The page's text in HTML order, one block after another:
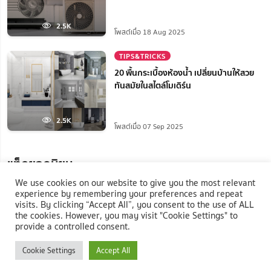
2.5K
โพสต์เมื่อ 18 Aug 2025
2.5K
TIPS&TRICKS
20 พื้นกระเบื้องห้องน้ำ เปลี่ยนบ้านให้สวย
ทันสมัยในสไตล์โมเดิร์น
โพสต์เมื่อ 07 Sep 2025
แท็กยอดนิยม
#หญ้าเทียม
#บริษัท เคทีเอ็ม ลิฟวิ่งมอลล์ จำกัด
#Natthanan
#ตู้เอกสาร #Elegant Decor
We use cookies on our website to give you the most relevant
experience by remembering your preferences and repeat
visits. By clicking “Accept All”, you consent to the use of ALL
the cookies. However, you may visit "Cookie Settings" to
provide a controlled consent.
Cookie Settings Accept All